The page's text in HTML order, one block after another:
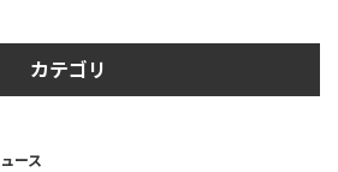
カテゴリ
ース